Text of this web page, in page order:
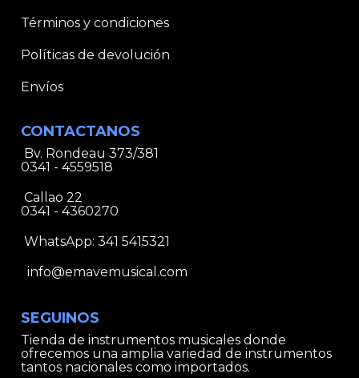
Términos y condiciones
Políticas de devolución
Envíos
CONTACTANOS
Bv. Rondeau 373/381
0341 - 4559518
Callao 22
0341 - 4360270
WhatsApp: 341 5415321
info@emavemusical.com
SEGUINOS
Tienda de instrumentos musicales donde
ofrecemos una amplia variedad de instrumentos
tantos nacionales como importados.